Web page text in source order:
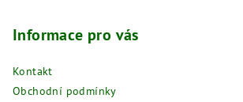
Informace pro vás
Kontakt
Obchodní podmínky